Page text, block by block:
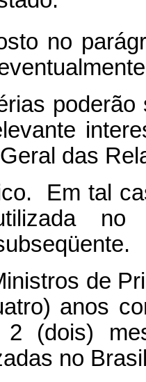
no
poderão
das
Em tal
de
anos
(dois)
no